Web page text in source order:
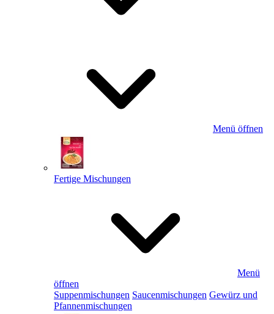
Menü öffnen
Fertige Mischungen
Menü
öffnen
Suppenmischungen Saucenmischungen Gewürz und
Pfannenmischungen